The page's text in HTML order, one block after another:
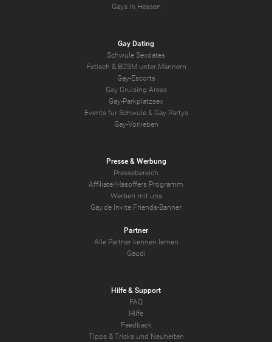
Gays in Hessen
Gay Dating
Schwule Sexdates
Fetisch & BDSM unter Männern
Gay-Escorts
Gay Cruising Areas
Gay-Parkplatzsex
Events für Schwule & Gay Partys
Gay-Vorlieben
Presse & Werbung
Pressebereich
Affiliate/Hasoffers Programm
Werben mit uns
Gay.de Invite Friends-Banner
Partner
Alle Partner kennen lernen
Gaudi
Hilfe & Support
FAQ
Hilfe
Feedback
Tipps & Tricks und Neuheiten